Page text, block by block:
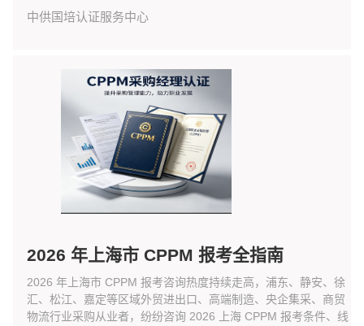
中供国培认证服务中心
2026 年上海市 CPPM 报考全指南
2026 年上海市 CPPM 报考咨询热度持续走高，浦东、静安、徐
汇、松江、嘉定等区域外贸进出口、高端制造、央企集采、商贸
物流行业采购从业者，纷纷咨询 2026 上海 CPPM 报考条件、线